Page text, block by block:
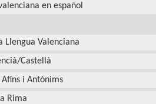
en español
Llengua Valenciana
Castellà
i Antònims
Rima